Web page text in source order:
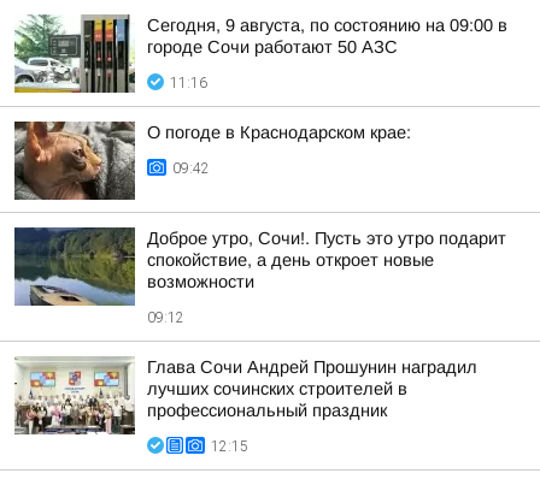
Сегодня, 9 августа, по состоянию на 09:00 в
городе Сочи работают 50 АЗС
11:16
О погоде в Краснодарском крае:
09:42
Доброе утро, Сочи!. Пусть это утро подарит
спокойствие, а день откроет новые
возможности
09:12
Глава Сочи Андрей Прошунин наградил
лучших сочинских строителей в
профессиональный праздник
12:15